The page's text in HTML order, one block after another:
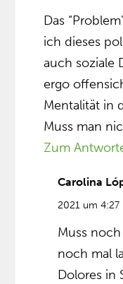
Das
ich dieses
auch soziale
ergo
Mentalität in
Muss man
Zum
Carolina
2021 um 4:27
Muss
noch mal
Dolores in